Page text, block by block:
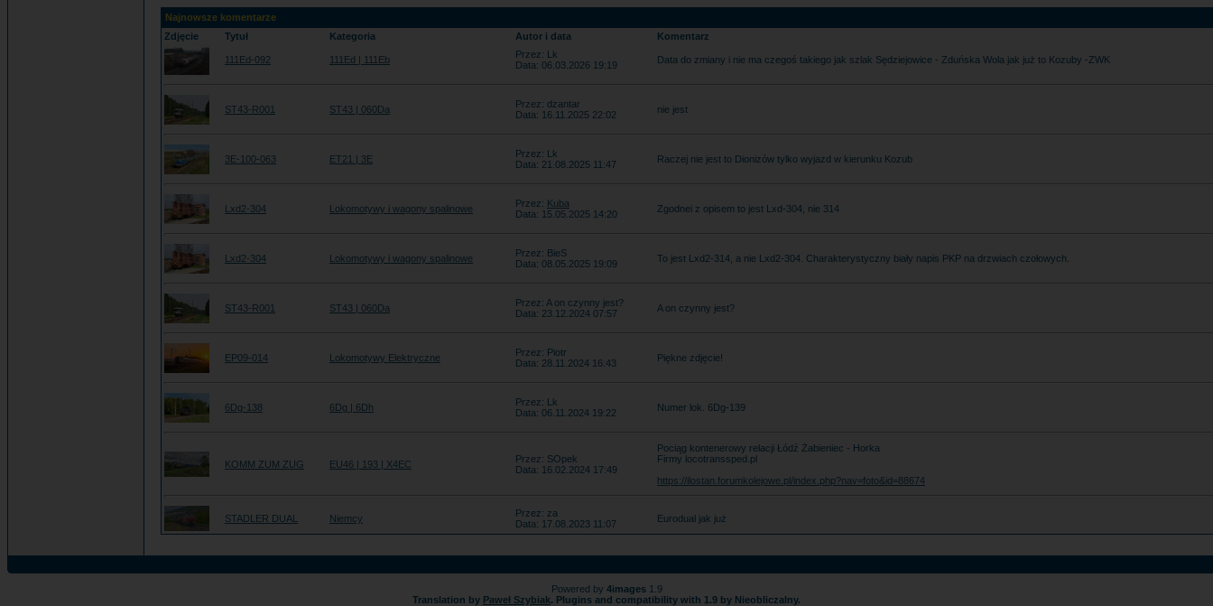
Najnowsze komentarze
Zdjęcie
Tytuł Kategoria Autor i data Komentarz
111Ed-092 111Ed | 111Eb
Przez: Lk
Data: 06.03.2026 19:19
Data do zmiany i nie ma czegoś takiego jak szlak Sędziejowice - Zduńska Wola jak już to Kozuby -ZWK
ST43-R001 ST43 | 060Da
Przez: dzantar
Data: 16.11.2025 22:02
nie jest
3E-100-063 ET21 | 3E
Przez: Lk
Data: 21.08.2025 11:47
Raczej nie jest to Dionizów tylko wyjazd w kierunku Kozub
Lxd2-304 Lokomotywy i wagony spalinowe Przez: Kuba
Data: 15.05.2025 14:20
Zgodnei z opisem to jest Lxd-304, nie 314
Lxd2-304 Lokomotywy i wagony spalinowe
Przez: BieS
Data: 08.05.2025 19:09
To jest Lxd2-314, a nie Lxd2-304. Charakterystyczny biały napis PKP na drzwiach czołowych.
ST43-R001 ST43 | 060Da
Przez: A on czynny jest?
Data: 23.12.2024 07:57
A on czynny jest?
EP09-014 Lokomotywy Elektryczne
Przez: Piotr
Data: 28.11.2024 16:43
Piękne zdjęcie!
6Dg-138 6Dg | 6Dh
Przez: Lk
Data: 06.11.2024 19:22
Numer lok. 6Dg-139
KOMM ZUM ZUG EU46 | 193 | X4EC
Przez: SOpek
Data: 16.02.2024 17:49
Pociąg kontenerowy relacji Łódź Żabieniec - Horka
Firmy locotranssped.pl
https://ilostan.forumkolejowe.pl/index.php?nav=foto&id=88674
STADLER DUAL Niemcy
Przez: za
Data: 17.08.2023 11:07
Eurodual jak już
Powered by 4images1.9
Translation by Paweł Szybiak. Plugins and compatibility with 1.9 by Nieobliczalny.